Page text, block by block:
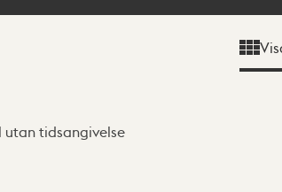
utan tidsangivelse